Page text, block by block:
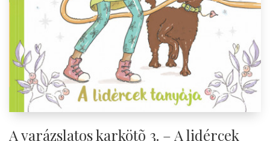
A varázslatos karkötõ 3. – A lidércek